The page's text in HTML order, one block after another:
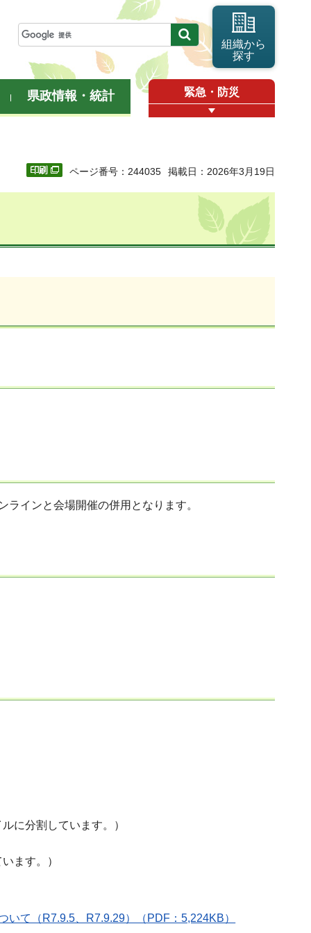
組織から
探す
県政情報・統計 緊急・防災
ページ番号：244035 掲載日：2026年3月19日
インと会場開催の併用となります。
に分割しています。）
ます。）
て（R7.9.5、R7.9.29）（PDF：5,224KB）